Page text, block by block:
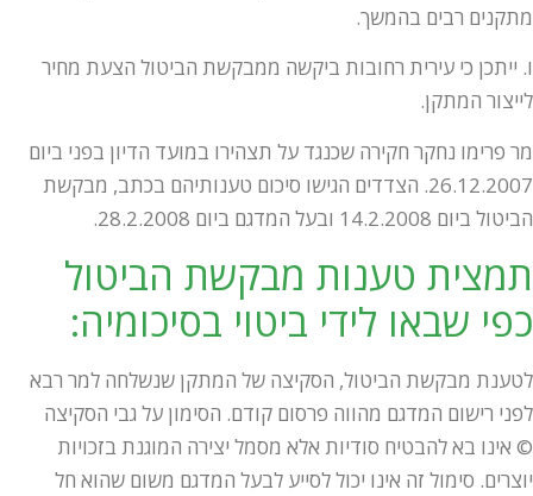
מתקנים רבים בהמשך.
ו. ייתכן כי עירית רחובות ביקשה ממבקשת הביטול הצעת מחיר
לייצור המתקן.
מר פרימו נחקר חקירה שכנגד על תצהירו במועד הדיון בפני ביום
26.12.2007. הצדדים הגישו סיכום טענותיהם בכתב, מבקשת
הביטול ביום 14.2.2008 ובעל המדגם ביום 28.2.2008.
תמצית טענות מבקשת הביטול
כפי שבאו לידי ביטוי בסיכומיה:
לטענת מבקשת הביטול, הסקיצה של המתקן שנשלחה למר רבא
לפני רישום המדגם מהווה פרסום קודם. הסימון על גבי הסקיצה
© אינו בא להבטיח סודיות אלא מסמל יצירה המוגנת בזכויות
יוצרים. סימול זה אינו יכול לסייע לבעל המדגם משום שהוא חל